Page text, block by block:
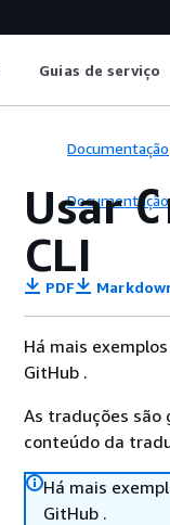
Guias de serviço
Documentação
Documentação
Usar
CLI
PDF
Há mais
GitHub .
As traduções
conteúdo da
Há mais
GitHub .